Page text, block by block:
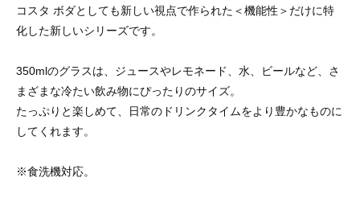
コスタ ボダとしても新しい視点で作られた＜機能性＞だけに特
化した新しいシリーズです。
350mlのグラスは、ジュースやレモネード、水、ビールなど、さ
まざまな冷たい飲み物にぴったりのサイズ。
たっぷりと楽しめて、日常のドリンクタイムをより豊かなものに
してくれます。
※食洗機対応。